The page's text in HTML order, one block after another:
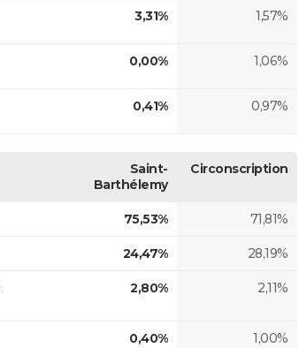
3,31% 1,57%
0,00% 1,06%
0,41% 0,97%
Saint-
Barthélemy
Circonscription
75,53% 71,81%
24,47% 28,19%
2,80% 2,11%
0,40% 1,00%